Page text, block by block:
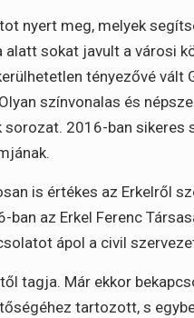
nyert meg, melyek
sokat javult a városi
tényezővé vált
színvonalas és
2016-ban sikeres
is értékes az Erkelről
az Erkel Ferenc
ápol a civil
tagja. Már ekkor
tartozott, s